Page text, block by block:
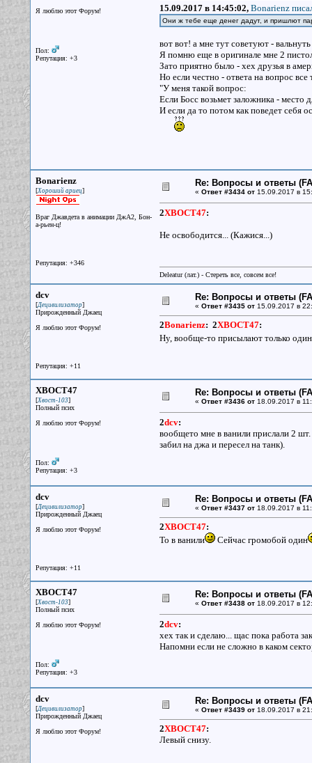
Я люблю этот Форум!
Пол:
Репутация: +3
15.09.2017 в 14:45:02, Bonarienz
Они ж тебе еще денег дадут, и пришлют
вот вот! а мне тут советуют -
Я помню еще в оригинале мне 2
Зато приятно было - хех друзья в
Но если честно - ответа на вопрос все
"У меня такой вопрос:
Если Босс возьмет заложника -
И если да то потом как поведет
Bonarienz
[Хороший ариец]
Враг Джавдета в анимации ДжА2, Бон-
а-рьен-ц!
Репутация: +346
Re: Вопросы и ответы
« Ответ #3434 от15.09.2017 в
2XBOCT47:
Не освободится... (Кажися...)
Deleatur (лат.) - Стереть все, совсем все!
dcv
[Децивилизатор]
Прирожденный Джаец
Я люблю этот Форум!
Репутация: +11
Re: Вопросы и ответы
« Ответ #3435 от15.09.2017 в
2Bonarienz: 2XBOCT47:
Ну, вообще-то присылают только
XBOCT47
[Хвост-103]
Полный псих
Я люблю этот Форум!
Пол:
Репутация: +3
Re: Вопросы и ответы
« Ответ #3436 от18.09.2017 в
2dcv:
вообщето мне в ванили прислали 2
забил на джа и пересел на танк).
dcv
[Децивилизатор]
Прирожденный Джаец
Я люблю этот Форум!
Репутация: +11
Re: Вопросы и ответы
« Ответ #3437 от18.09.2017 в
2XBOCT47:
То в ванили
Сейчас громобой один
XBOCT47
[Хвост-103]
Полный псих
Я люблю этот Форум!
Пол:
Репутация: +3
Re: Вопросы и ответы
« Ответ #3438 от18.09.2017 в
2dcv:
хех так и сделаю... щас пока работа
Напомни если не сложно в каком
dcv
[Децивилизатор]
Прирожденный Джаец
Я люблю этот Форум!
Re: Вопросы и ответы
« Ответ #3439 от18.09.2017 в
2XBOCT47:
Левый снизу.